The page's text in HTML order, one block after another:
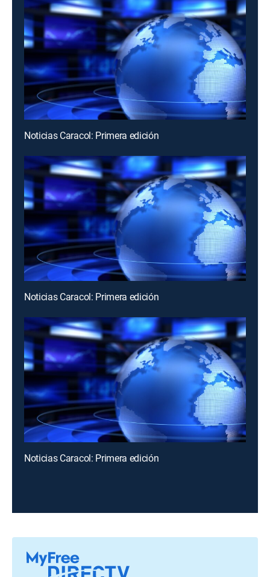
Noticias Caracol: Primera edición
Noticias Caracol: Primera edición
Noticias Caracol: Primera edición